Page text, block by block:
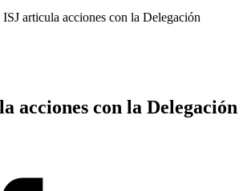
articula acciones con la Delegación
acciones con la Delegación